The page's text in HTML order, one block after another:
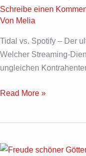
Schreibe einen
Von Melia
Tidal vs. Spotify – Der
Welcher Streaming-
ungleichen
Read More »
Seid